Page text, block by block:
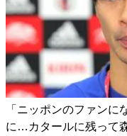
「ニッポンのファン
に…カタールに残って